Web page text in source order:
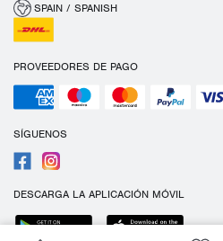
SPAIN / SPANISH
PROVEEDORES DE PAGO
SÍGUENOS
DESCARGA LA APLICACIÓN MÓVIL